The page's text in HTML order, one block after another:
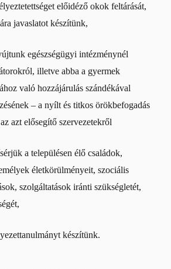
előidéző okok feltárását,
javaslatot készítünk,
egészségügyi intézménynél
illetve abba a gyermek
való hozzájárulás szándékával
– a nyílt és titkos örökbefogadás
azt elősegítő szervezetekről
a településen élő családok,
életkörülményeit, szociális
szolgáltatások iránti szükségletét,
készítünk.